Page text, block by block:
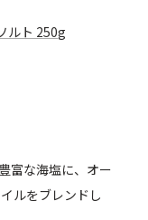
ルト 250g
富な海塩に、オー
ルをブレンドし